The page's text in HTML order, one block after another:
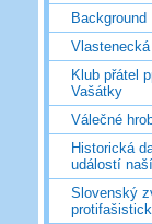
Background
Klub přátel
Vašátky
Válečné
Historická
událostí
Slovenský